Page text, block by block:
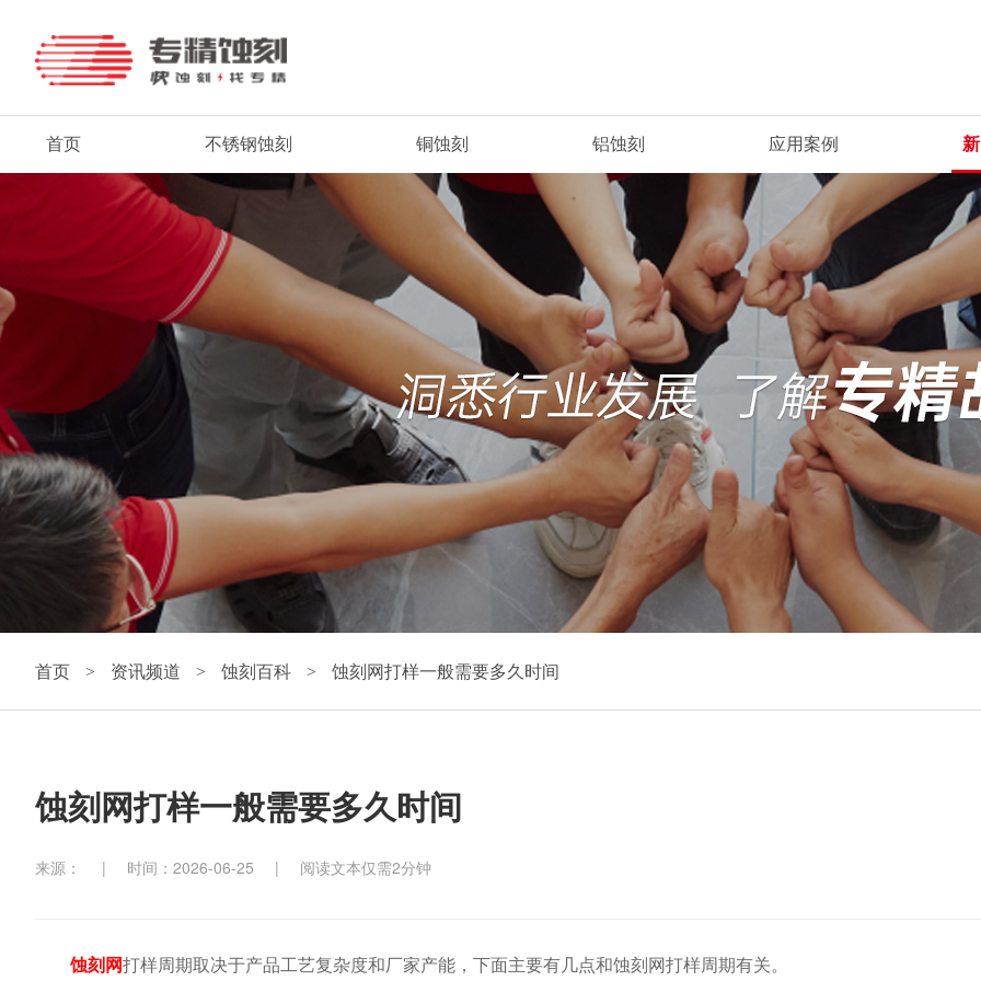
首页 不锈钢蚀刻 铜蚀刻 铝蚀刻 应用案例
首页 > 资讯频道 > 蚀刻百科 > 蚀刻网打样一般需要多久时间
蚀刻网打样一般需要多久时间
来源： | 时间：2026-06-25 | 阅读文本仅需2分钟
蚀刻网打样周期取决于产品工艺复杂度和厂家产能，下面主要有几点和蚀刻网打样周期有关。